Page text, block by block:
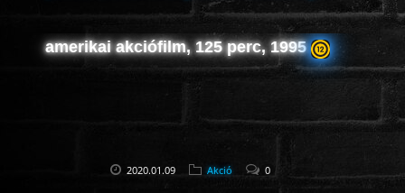
amerikai akciófilm, 125 perc, 1995
2020.01.09 Akció 0